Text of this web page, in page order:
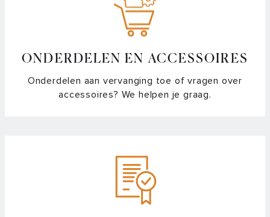
ONDERDELEN EN ACCESSOIRES
Onderdelen aan vervanging toe of vragen over
accessoires? We helpen je graag.